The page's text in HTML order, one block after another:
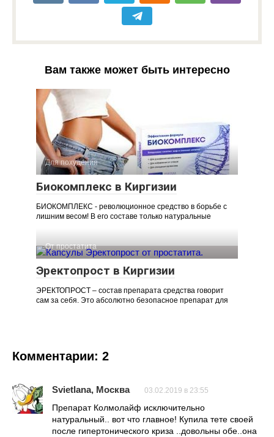
Вам также может быть интересно
Для похудения
Биокомплекс в Киргизии
БИОКОМПЛЕКС - революционное средство в борьбе с
лишним весом! В его составе только натуральные
От простатита
Эректопрост в Киргизии
ЭРЕКТОПРОСТ – состав препарата средства говорит
сам за себя. Это абсолютно безопасное препарат для
Комментарии: 2
Svietlana, Москва 03.02.2019 в 23:55
Препарат Колмолайф исключительно
натуральный.. вот что главное! Купила тете своей
после гипертонического криза ..довольны обе..она